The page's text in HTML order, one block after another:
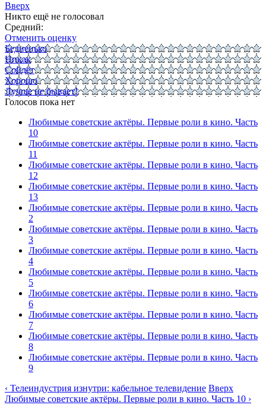
Вверх
Никто ещё не голосовал
Средний:
Отменить оценку
Бедненько
Никак
Сойдёт
Хорошо
Лучше не бывает!
Голосов пока нет
Любимые советские актёры. Первые роли в кино. Часть
10
Любимые советские актёры. Первые роли в кино. Часть
11
Любимые советские актёры. Первые роли в кино. Часть
12
Любимые советские актёры. Первые роли в кино. Часть
13
Любимые советские актёры. Первые роли в кино. Часть
2
Любимые советские актёры. Первые роли в кино. Часть
3
Любимые советские актёры. Первые роли в кино. Часть
4
Любимые советские актёры. Первые роли в кино. Часть
5
Любимые советские актёры. Первые роли в кино. Часть
6
Любимые советские актёры. Первые роли в кино. Часть
7
Любимые советские актёры. Первые роли в кино. Часть
8
Любимые советские актёры. Первые роли в кино. Часть
9
‹ Телеиндустрия изнутри: кабельное телевидение Вверх
Любимые советские актёры. Первые роли в кино. Часть 10 ›